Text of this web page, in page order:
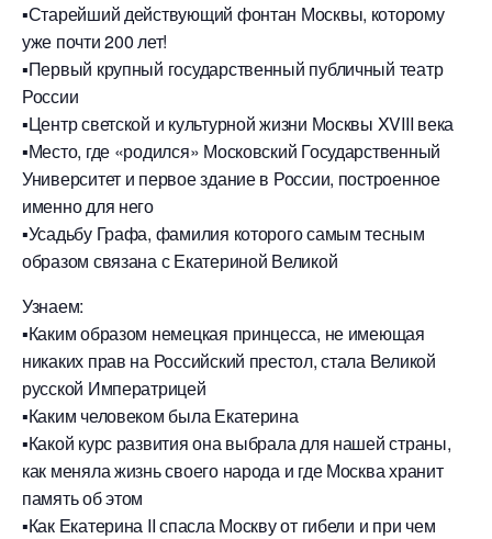
▪️Старейший действующий фонтан Москвы, которому
уже почти 200 лет!
▪️Первый крупный государственный публичный театр
России
▪️Центр светской и культурной жизни Москвы XVIII века
▪️Место, где «родился» Московский Государственный
Университет и первое здание в России, построенное
именно для него
▪️Усадьбу Графа, фамилия которого самым тесным
образом связана с Екатериной Великой
Узнаем:
▪️Каким образом немецкая принцесса, не имеющая
никаких прав на Российский престол, стала Великой
русской Императрицей
▪️Каким человеком была Екатерина
▪️Какой курс развития она выбрала для нашей страны,
как меняла жизнь своего народа и где Москва хранит
память об этом
▪️Как Екатерина II спасла Москву от гибели и при чем